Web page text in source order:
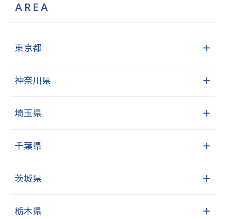
AREA
東京都 ＋
神奈川県 ＋
埼玉県 ＋
千葉県 ＋
茨城県 ＋
栃木県 ＋